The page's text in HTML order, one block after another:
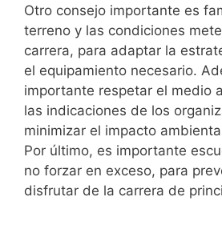
Otro consejo importante es
terreno y las⁢ condiciones
carrera,‍ para‌ adaptar la
el equipamiento necesario.
importante⁣ respetar el medio
las indicaciones de los
minimizar el impacto
Por último, es importante
no forzar en exceso,⁢ para
disfrutar de la carrera de